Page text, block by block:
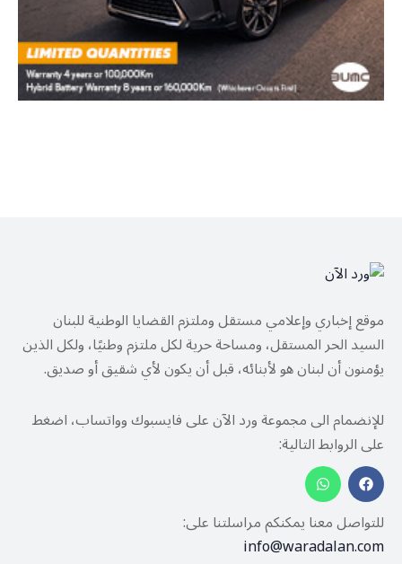
موقع إخباري وإعلامي مستقل وملتزم القضايا الوطنية للبنان
السيد الحر المستقل، ومساحة حرية لكل ملتزم وطنيًا، ولكل الذين
يؤمنون أن لبنان هو لأبنائه، قبل أن يكون لأي شقيق أو صديق.
للإنضمام الى مجموعة ورد الآن على فايسبوك وواتساب، اضغط
على الروابط التالية:
للتواصل معنا يمكنكم مراسلتنا على:
info@waradalan.com